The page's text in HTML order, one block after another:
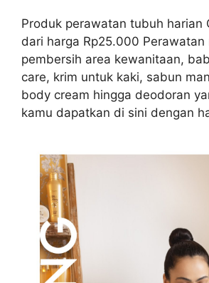
Produk perawatan tubuh harian
dari harga Rp25.000 Perawatan
pembersih area kewanitaan,
care, krim untuk kaki, sabun
body cream hingga deodoran
kamu dapatkan di sini dengan